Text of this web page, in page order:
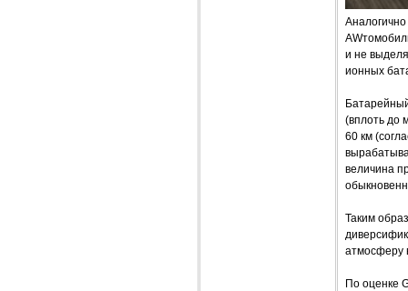
и не
ионных
(вплоть до
60 км
величина
Таким
атмосферу
По оценке